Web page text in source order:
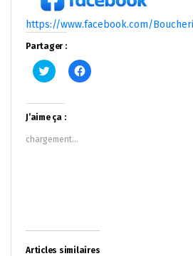
https://www.facebook.com/
Partager :
Cliquez
pour
Twitter(ouvre
dans
une
nouvelle
fenêtre)
Cliquez
pour
J’aime ça :
chargement…
Articles similaires